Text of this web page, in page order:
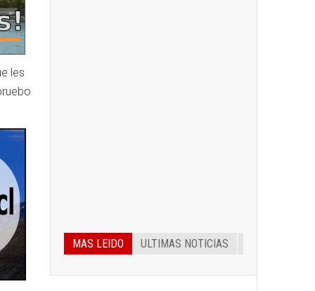
les
MAS LEIDO ULTIMAS NOTICIAS